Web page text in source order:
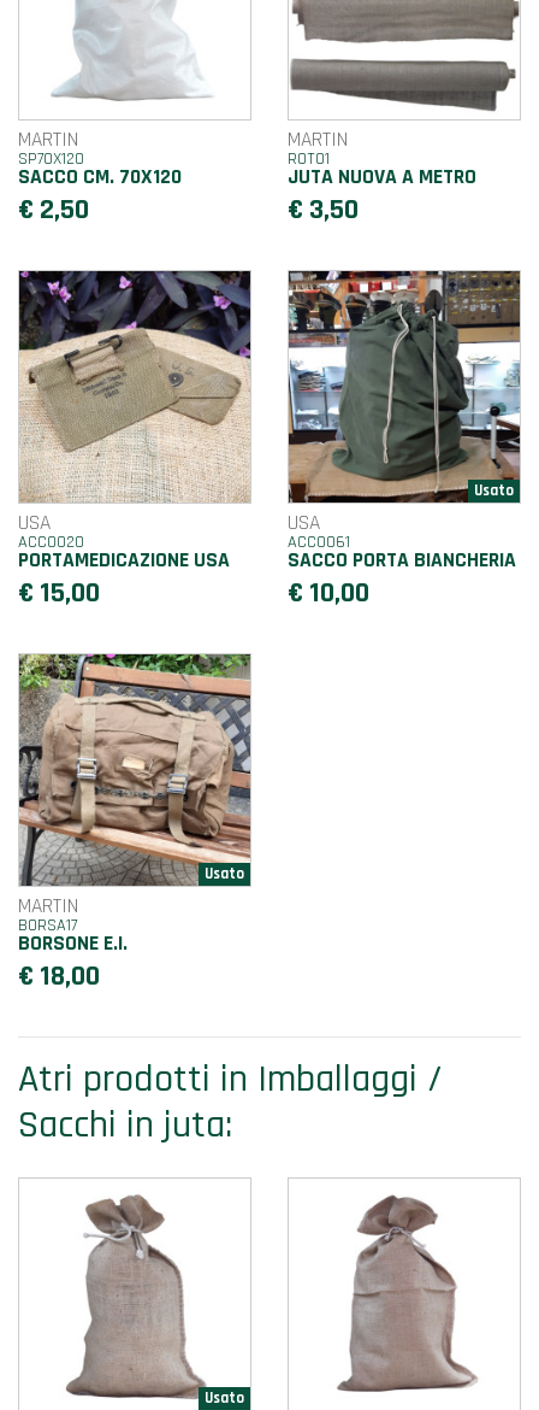
MARTIN
SP70X120
SACCO CM. 70X120
€ 2,50
MARTIN
ROT01
JUTA NUOVA A METRO
€ 3,50
USA
ACC0020
PORTAMEDICAZIONE USA
€ 15,00
USA
ACC0061
SACCO PORTA BIANCHERIA
€ 10,00
MARTIN
BORSA17
BORSONE E.I.
€ 18,00
Atri prodotti in Imballaggi /
Sacchi in juta: